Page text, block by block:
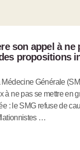
son appel à ne
propositions
Médecine Générale
à ne pas se mettre en
: le SMG refuse de
…